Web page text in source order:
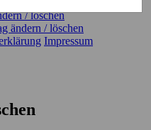
/ löschen
ändern / löschen
Impressum